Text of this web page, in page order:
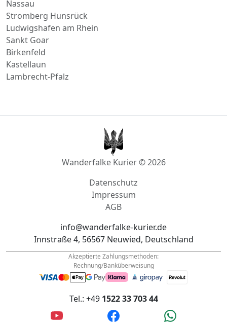
Nassau
Stromberg Hunsrück
Ludwigshafen am Rhein
Sankt Goar
Birkenfeld
Kastellaun
Datenschutz
Impressum
info@wanderfalke-kurier.de
Innstraße 4, 56567 Neuwied, Deutschland
Akzeptierte Zahlungsmethoden:
Rechnung/Banküberweisung
1522 33 703 44